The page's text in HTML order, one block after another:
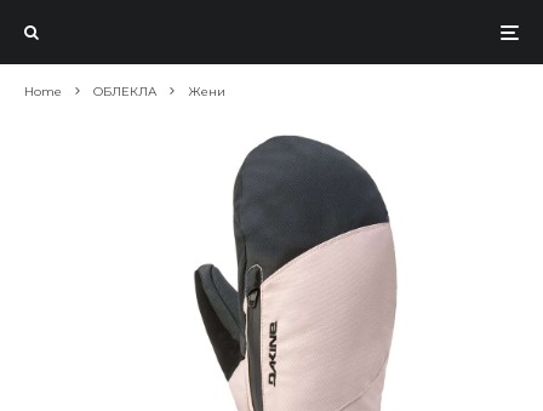
Home ОБЛЕКЛА Жени